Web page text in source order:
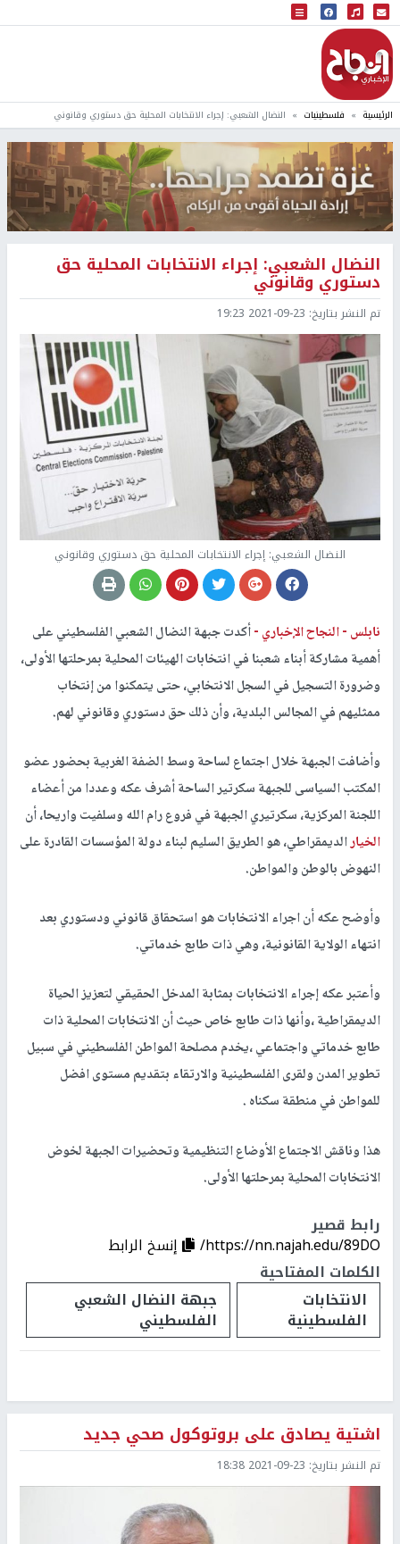
البث المباشر
إذاعة النجاح
الرئيسية فلسطينيات النضال الشعبي: إجراء الانتخابات المحلية حق دستوري وقانوني
النضال الشعبي: إجراء الانتخابات المحلية حق
دستوري وقانوني
تم النشر بتاريخ: 2021-09-23 19:23
النضال الشعبي: إجراء الانتخابات المحلية حق دستوري وقانوني
نابلس -النجاح الإخباري -أكدت جبهة النضال الشعبي الفلسطيني على
أهمية مشاركة أبناء شعبنا في انتخابات الهيئات المحلية بمرحلتها الأولى،
وضرورة التسجيل في السجل الانتخابي، حتى يتمكنوا من إنتخاب
ممثليهم في المجالس البلدية، وأن ذلك حق دستوري وقانوني لهم.
وأضافت الجبهة خلال اجتماع لساحة وسط الضفة الغربية بحضور عضو
المكتب السياسى للجبهة سكرتير الساحة أشرف عكه وعددا من أعضاء
اللجنة المركزية، سكرتيري الجبهة في فروع رام الله وسلفيت واريحا، أن
الخيارالديمقراطي، هو الطريق السليم لبناء دولة المؤسسات القادرة على
النهوض بالوطن والمواطن.
وأوضح عكه أن اجراء الانتخابات هو استحقاق قانوني ودستوري بعد
انتهاء الولاية القانونية، وهي ذات طابع خدماتي.
وأعتبر عكه إجراء الانتخابات بمثابة المدخل الحقيقي لتعزيز الحياة
الديمقراطية ،وأنها ذات طابع خاص حيث أن الانتخابات المحلية ذات
طابع خدماتي واجتماعي ،يخدم مصلحة المواطن الفلسطيني في سبيل
تطوير المدن ولقرى الفلسطينية والارتقاء بتقديم مستوى افضل
للمواطن في منطقة سكناه .
هذا وناقش الاجتماع الأوضاع التنظيمية وتحضيرات الجبهة لخوض
الانتخابات المحلية بمرحلتها الأولى.
رابط قصير
https://nn.najah.edu/89DO/
إنسخ الرابط
الكلمات المفتاحية
الانتخابات
الفلسطينية
جبهة النضال الشعبي
الفلسطيني
اشتية يصادق على بروتوكول صحي جديد
تم النشر بتاريخ: 2021-09-23 18:38